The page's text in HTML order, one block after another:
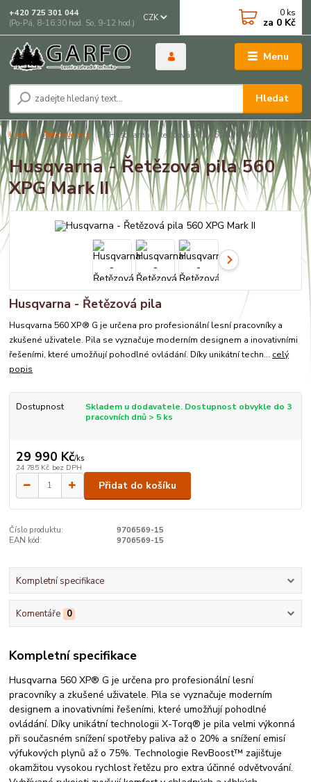
Menu
CZK
Hledat
+420 725 301 044
(Po-Pá, 8-16:30 hod. So, 9-12 hod.)
0 ks
za 0 Kč
Úvod Řetězové pily Husqvarna - Řetězová pila 560 XPG Mark II
Husqvarna - Řetězová pila 560
XPG Mark II
Husqvarna - Řetězová pila
Husqvarna 560 XP® G je určena pro profesionální lesní pracovníky a
zkušené uživatele. Pila se vyznačuje moderním designem a inovativními
řešeními, které umožňují pohodlné ovládání. Díky unikátní techn... celý
popis
Dostupnost
Skladem u dodavatele. Dostupnost obvykle do 3
pracovních dnů > 5 ks
29 990 Kč/ks
24 785 Kč bez DPH
Přidat do košíku
Číslo produktu:
9706569-15
EAN kód:
9706569-15
Kompletní specifikace
Komentáře 0
Kompletní specifikace
Husqvarna 560 XP® G je určena pro profesionální lesní
pracovníky a zkušené uživatele. Pila se vyznačuje moderním
designem a inovativními řešeními, které umožňují pohodlné
ovládání. Díky unikátní technologii X-Torq® je pila velmi výkonná
při současném snížení spotřeby paliva až o 20% a snížení emisí
výfukových plynů až o 75%. Technologie RevBoost™ zajišťuje
okamžitou vysokou rychlost řetězu pro extra účinné odvětvování.